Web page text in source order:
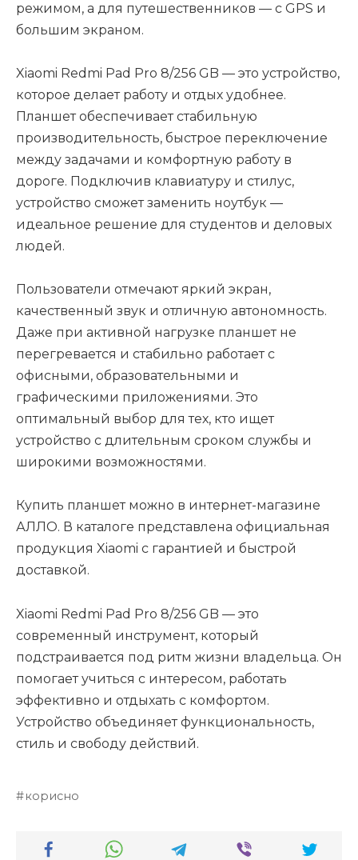
режимом, а для путешественников — с GPS и
большим экраном.
Xiaomi Redmi Pad Pro 8/256 GB — это устройство,
которое делает работу и отдых удобнее.
Планшет обеспечивает стабильную
производительность, быстрое переключение
между задачами и комфортную работу в
дороге. Подключив клавиатуру и стилус,
устройство сможет заменить ноутбук —
идеальное решение для студентов и деловых
людей.
Пользователи отмечают яркий экран,
качественный звук и отличную автономность.
Даже при активной нагрузке планшет не
перегревается и стабильно работает с
офисными, образовательными и
графическими приложениями. Это
оптимальный выбор для тех, кто ищет
устройство с длительным сроком службы и
широкими возможностями.
Купить планшет можно в интернет-магазине
АЛЛО. В каталоге представлена официальная
продукция Xiaomi с гарантией и быстрой
доставкой.
Xiaomi Redmi Pad Pro 8/256 GB — это
современный инструмент, который
подстраивается под ритм жизни владельца. Он
помогает учиться с интересом, работать
эффективно и отдыхать с комфортом.
Устройство объединяет функциональность,
стиль и свободу действий.
корисно